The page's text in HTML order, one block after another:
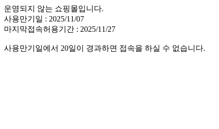
운영되지 않는 쇼핑몰입니다.
사용만기일 : 2025/11/07
마지막접속허용기간 : 2025/11/27
사용만기일에서 20일이 경과하면 접속을 하실 수 없습니다.